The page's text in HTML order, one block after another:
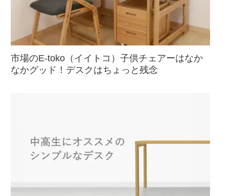
市場のE-toko（イイトコ）子供チェアーはなか
なかグッド！デスクはちょっと残念